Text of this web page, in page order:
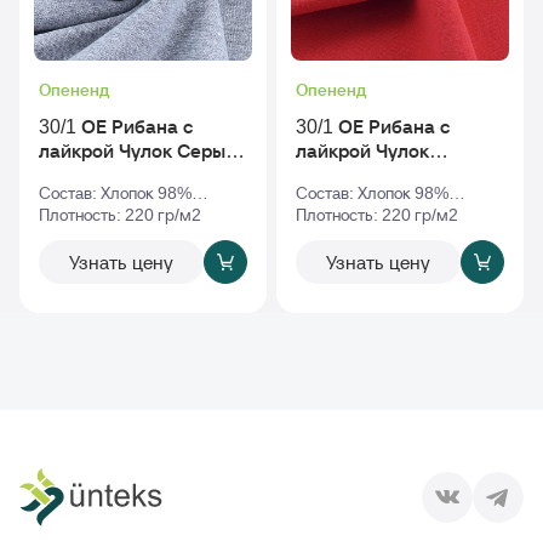
Опененд
30/1 ОЕ Рибана с
лайкрой Чулок Серый-
Состав: Хлопок 98%
Эластан 2%
Плотность: 220 гр/м2
Узнать цену
Опененд
30/1 ОЕ Рибана с
лайкрой Чулок
Состав: Хлопок 98%
Эластан 2%
Плотность: 220 гр/м2
Узнать цену